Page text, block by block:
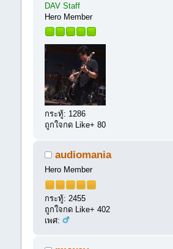
DAV Staff
Hero Member
กระทู้: 1286
ถูกใจกด Like+ 80
audiomania
Hero Member
กระทู้: 2455
ถูกใจกด Like+ 402
เพศ: